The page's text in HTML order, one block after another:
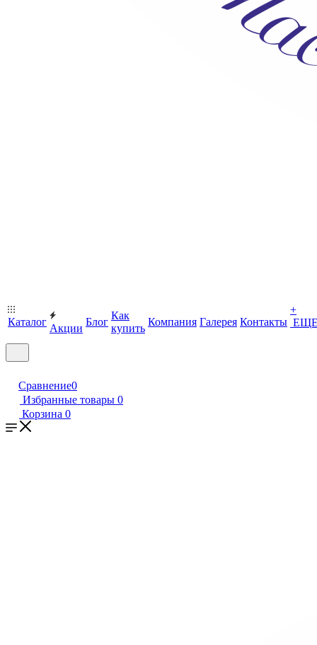
Каталог
Акции
Блог
Как
купить
Компания Галерея Контакты
+
Сравнение0
Избранные товары 0
Корзина 0